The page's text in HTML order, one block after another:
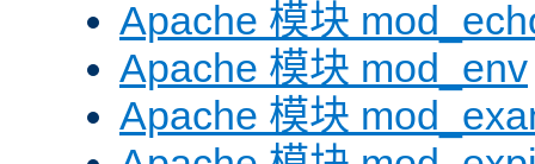
Apache 模块
Apache 模块 mod_env
Apache 模块